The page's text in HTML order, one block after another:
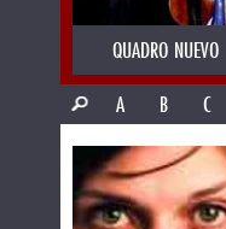
QUADRO NUEVO
A
B C